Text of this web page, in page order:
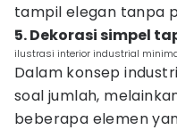
tampil elegan tanpa
5. Dekorasi simpel
ilustrasi interior industrial
Dalam konsep
soal jumlah,
beberapa elemen